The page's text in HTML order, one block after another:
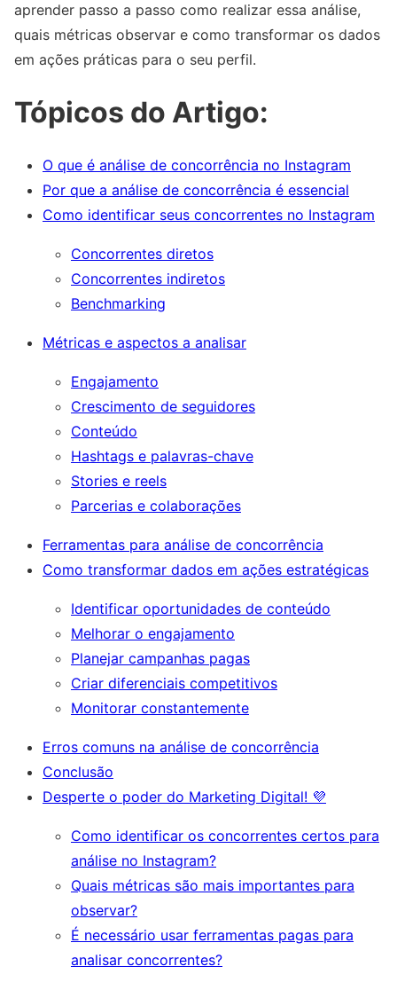
aprender passo a passo como realizar essa análise,
quais métricas observar e como transformar os dados
em ações práticas para o seu perfil.
Tópicos do Artigo:
O que é análise de concorrência no Instagram
Por que a análise de concorrência é essencial
Como identificar seus concorrentes no Instagram
Concorrentes diretos
Concorrentes indiretos
Benchmarking
Métricas e aspectos a analisar
Engajamento
Crescimento de seguidores
Conteúdo
Hashtags e palavras-chave
Stories e reels
Parcerias e colaborações
Ferramentas para análise de concorrência
Como transformar dados em ações estratégicas
Identificar oportunidades de conteúdo
Melhorar o engajamento
Planejar campanhas pagas
Criar diferenciais competitivos
Monitorar constantemente
Erros comuns na análise de concorrência
Conclusão
Desperte o poder do Marketing Digital! 💜
Como identificar os concorrentes certos para
análise no Instagram?
Quais métricas são mais importantes para
observar?
É necessário usar ferramentas pagas para
analisar concorrentes?